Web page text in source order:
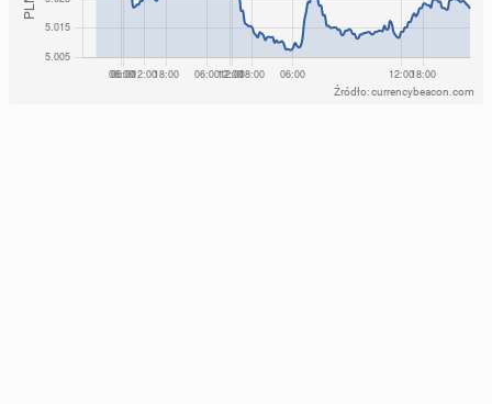
Źródło: currencybeacon.com